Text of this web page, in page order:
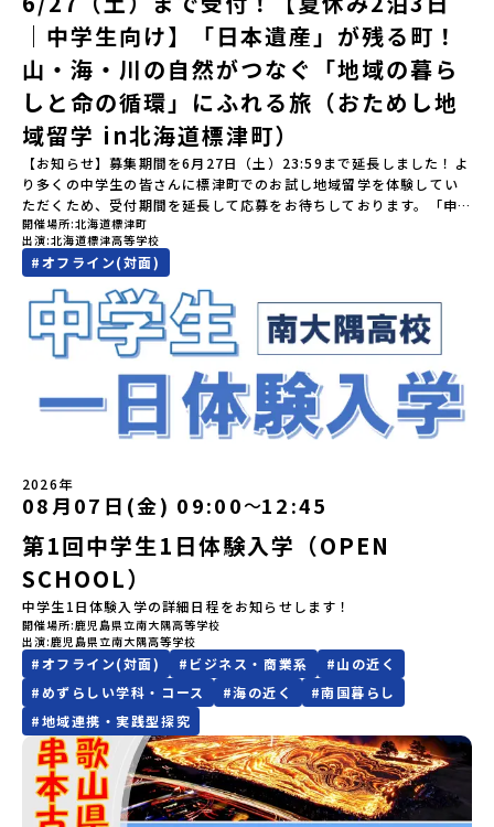
合は、「@miratabi.jp」からのメールを受信できるよう設定をお願
いいたします。※結果に関する個別のお問合せにはお答えしており
ませんので、ご了承ください。・お申し込みについてお申込はお一
人様1回限りです。PC・スマートフォンからお申込ください。申込
後の内容変更はできません。お申込時は、メールアドレスの入力間
違いにご注意ください。・宿泊について１室に複数(同性2～4名程
度)で宿泊いただく予定です。・食事アレルギー対応について個別の
詳細なアレルギー対応希望にはお応えしかねる場合がございます。
対応が必要な場合は必ず事前にご相談ください。・参加取消や急遽
参加できなくなった場合について参加決定後の参加お取り消しはご
遠慮下さい。やむを得ないお取り消しの場合はお早めに事務局まで
ご連絡ください。・キャンセルポリシーやむを得ない参加お取り消
しの場合、以下のルールに沿って対応させていただきます。ご了承
ください。プログラム開催日の前日＜7月17日＞から、【キャンセル
のご連絡日：お支払いいただく旅行代金】・21日目にあたる日以
前：無料・20日目-8日目：20％・7日目-2日目：30％・プログラム
開始日の前日：40％・プログラム開始日当日：50％・ご連絡無しで
の不参加またはプログラム開始後の解除：100％・催行中止について
天候などの状況等によって開催を見合わせる可能性があります。そ
の場合は原則、開催日1週間前までにご連絡いたします。又、最少催
行人数に達しなかった場合は、開催日3週間前までに催行中止の旨を
ご質問についてはこちらをご確認ください。運営団体について＜プ
ログラム主催：一般財団法人地域・教育魅力化プラットフォーム＞
「意志ある若者にあふれる持続可能な地域・社会をつくる」という
ビジョンを掲げ、2017年3月に島根県に設立した教育事業団体で
す。日本全国約200の高校と連携しながら、中学卒業後に地域の枠を
越えて生徒一人ひとりの夢や価値観に合った地域・学校で1〜3年間
過ごすことができるシステム「地域みらい留学」をはじめとした、
教育事業や地域活性モデルをつくり続けています。名 称：一般財
団法人地域・教育魅力化プラットフォーム設 立：2017年3月代表
者：岩本 悠所在地：〒690-0842 島根県松江市東本町二丁目25-6
みらいBASE2階 その他所在地公式HP：http://c-platform.or.jp/
お問い合わせ先担当：小川・小原E-mail：info@miratabi.jp「お
ためし地域留学体験」のプログラム開催情報を公式LINEにて配信
中！ぜひご登録ください♪地域みらい留学公式LINE
プをご活用ください。【STEP 1】全体オンライン説明会（アーカイ
ブ動画を公開中！）〜まずは「おためし地域留学」を知りたい方
へ〜日本全国20以上の地域から選んで参加できる「おためし地域留
学」の全体像や魅力について、説明会を開催しました。中学生一人
での参加にあたり、保護者様が特に気になる「安全面」や「事務局
のサポート体制」についても詳しく解説しています。ぜひ、ご自宅
からお気軽にご視聴ください。🎬 [アーカイブ動画を視聴す
る]YouTube：https://youtu.be/Yt8nd04aNgA?
si=e5erbspvwz5O8_uF 【STEP 2】大樹町プログラム説明会〜
「大樹町」の内容を具体的に深掘りしたい方へ〜全体説明を聞いた
うえで、「大樹町では具体的に何をするの？」「どんな町なの？」
という疑問にお答えする説明会です。大樹町ならではの豊かな文化
や、2泊3日のプログラムの中身をたっぷりとお伝えします。日
時： 5月13日(水) 19：00〜19：40内 容： 大樹町ってどんなとこ
ろ？プログラム詳細解説、質疑応答お申し込み：https://c-
mirai.jp/events/002112お気軽にどうぞ！「はじめての一人旅だ
けど大丈夫？」「どんな体験ができるの？」そんな保護者様の不安
や、中学生のみなさんの素朴な疑問にスタッフが直接お答えしま
す。チャットでの質問も可能ですので、ぜひご自宅からリラックス
してご参加ください。▼お申し込み前に必ずご確認ください・参加
規約への同意プログラムへの参加申し込みいただく前に、「お申し
い。・抽選による参加者決定についてお申込みいただいた方の中か
ら抽選の上、締め切り日から1週間を目途に、お申し込み時に記入い
ただいたメールアドレス宛に「当選／落選メール」をお送りいたし
ます。当選者は、メールに記載された「当選確認フォーム」に３日
ていただきます。当選確認フォームの期日までにご回答いただけな
い場合は、当選を取り消しとさせていただきます。当選取り消しが
あった場合は、繰り上げ当選者へご連絡させていただきます。登録
メールアドレスの変更をご希望の場合は下記の地域みらい留学公式
LINEよりご連絡をお願いします。※受信制限設定をしていると、通
知メールをお受け取りいただけません。その場合は、
「@miratabi.jp」からのメールを受信できるよう設定をお願いいた
します。※結果に関する個別のお問合せにはお答えしておりません
ので、ご了承ください。・お申し込みについてお申込はお一人様1回
限りです。PC・スマートフォンからお申込ください。申込後の内容
変更はできません。お申込時は、メールアドレスの入力間違いにご
注意ください。・宿泊について１室に複数(同性2～4名程度)で宿泊
泊いただく予定です。【旅行代金】無料※旅行代金に含まれる費用
のうち、以下の内容が無料となります：・宿泊費（2泊分）・プログ
ラム内のアクティビティ・体験費用・一部の食事代*以下の費用は参
加者のご負担となります・集合場所までの往復交通費・お土産代や
自由時間の個人飲食費などの個人的費用【募集人数】最大10名（お
申し込み多数の場合は抽選の上決定）【参加者決定】お申し込み多
数の場合は、締め切り後1週間を目途に当落結果をご連絡いたしま
す。【申し込み受付期間】6月1日(月)12：00 から 6月15日(月)
12：00まで疑問も不安もワクワクに変える！「おためし地域留学」
ステップアップ説明会プログラムの内容を詳しく知りたい方や、お
申し込みを迷われている方向けにZoomでのオンライン配信を行い
ます。知りたい情報のレベルに合わせて、以下の2つのステップをご
活用ください。【STEP 1】全体オンライン説明会（アーカイブ動画
を公開中！）〜まずは「おためし地域留学」を知りたい方へ〜日本
全国20以上の地域から選んで参加できる「おためし地域留学」の全
体像や魅力について、説明会を開催しました。中学生一人での参加
にあたり、保護者様が特に気になる「安全面」や「事務局のサポー
ト体制」についても詳しく解説しています。ぜひ、ご自宅からお気
軽にご視聴ください。🎬 [アーカイブ動画を視聴する]YouTube：
https://youtu.be/Yt8nd04aNgA?si=e5erbspvwz5O8_uF
【STEP 2】出水市・出水工業高校プログラム説明会〜「出水市・出
たうえで、「出水市では具体的に何をするの？」「どんな町な
の？」という疑問にお答えする説明会です。出水市ならではの豊か
な文化や、2泊3日のプログラムの中身をたっぷりとお伝えします。
日 時： 6月9日日(水)19:00-19:45内 容： 出水市ってどんなとこ
ろ？プログラム詳細解説、質疑応答お申し込み：https://c-
mirai.jp/events/091247お気軽にどうぞ！「はじめての一人旅だ
けど大丈夫？」「どんな体験ができるの？」そんな保護者様の不安
や、中学生のみなさんの素朴な疑問にスタッフが直接お答えしま
す。チャットでの質問も可能ですので、ぜひご自宅からリラックス
してご参加ください。▼お申し込み前に必ずご確認ください・参加
規約への同意プログラムへの参加申し込みいただく前に、「お申し
込みに関する各規約」への同意が必須となります。ご確認くださ
い。・抽選による参加者決定についてお申込みいただいた方の中か
ら抽選の上、締め切り日から1週間を目途に、お申し込み時に記入い
ただいたメールアドレス宛に「当選／落選メール」をお送りいたし
ます。当選者は、メールに記載された「当選確認フォーム」に3日以
内に回答いただき、確認フォームの提出をもって参加確定とさせて
ことのできるユニークな町です。「十和田八幡平（とわだはちまん
たい）国立公園」では登山やトレッキング、「安比高原（あっぴこ
うげん）スキー場」は日本国内最大級のスキーリゾートとして有名
で、一年中自然アクティビティを楽しむことができます！そして八
幡平市にある「松川地熱発電所」は、日本で初めて「地球のチカラ
を電気に変えた」場所！八幡平の地下からわき出す蒸気をそのまま
電気に変える「地球・自然にやさしい最先端のエネルギー」を生み
出す挑戦をしてきた町です。今回のプログラムでは、この松川地熱
発電所から吹き出す地熱蒸気を使った「アート体験」をすることが
できます。世界でここだけ！地球のチカラを使った幻想的なグラデ
ーションのアートづくりをぜひ体験してみてください！さらに八幡
平市は自然（山）の恵みを生かした料理がとても美味しい地域で
す。みなさんの地元の味とは違う「岩手の郷土料理」を味わって楽
しんでください🎵今回はこの大自然や文化が魅力的な八幡平市で、
日本全国から集まる中学生や「平舘（たいらだて）高校」の高校生
と一緒にさまざまなアクティビティを体験していただきます。他に
はないスペシャルな魅力がギュッと詰まった岩手県八幡平市で五感
を使いながら、まちの魅力を一緒に探究してみませんか？地域と一
体になり「開拓者精神」を育む！「平舘（たいらだて）高校」と
は？今回のプログラムを一緒に過ごしてくれる高校生は「平舘（た
いらだて）高校」の生徒たち。この高校の特徴は「地域と一体にな
自身が「探究プロジェクト」を企画し取り組むユニークな高校で
す。机の上で勉強するだけではない、実践的な探究やフィールドワ
ークを楽しむことができます。今回は、そんなエネルギッシュに活
躍する高校生と一緒に交流したり対話をしながら、町の文化・料理
を楽しみ、高校での活動のイメージをもつことができる絶好の機
会！この地域でしか味わえない豊かな体験をぜひ楽しんでください
🎵体験のおすすめポイント体験プログラム内容（予定）＜1日目＞
（PM）「オリエンテーション」「地熱染色・発電所見学」 -八幡
平市の自然を知る -地球のチカラを使ったアートづくり「ペンショ
ンで夕食」「1日目の振り返り」「星空観察」※希望者＜2日目＞
（AM）「平舘（たいらだて）高校見学」 -高校生活をイメージし
よう「郷土料理・BBQ」 -高校生・地元の方と交流を深める
（PM）「“八幡平市”体感ワークショップ」 -あけびづるで表札づく
り -学校周辺散策「ペンションで夕食」「2日目の振り返り」 -みん
なで振り返り対話＜3日目＞（AM）「大更駅複合施設の見学」「振
り返りワークショップ」 -個人での振り返り -グループでの振り
｜中学生向け】「日本遺産」が残る町！
山・海・川の自然がつなぐ「地域の暮ら
しと命の循環」にふれる旅（おためし地
域留学 in北海道標津町）
【お知らせ】募集期間を6月27日（土）23:59まで延長しました！よ
り多くの中学生の皆さんに標津町でのお試し地域留学を体験してい
ただくため、受付期間を延長して応募をお待ちしております。「申
し込みのタイミングを逃してしまった」という方も、この機会にぜ
ひ一歩踏み出してみませんか？※都合により締め切りを早める場合
がございます。お早目にご応募ください！-------奨学金のお知らせ-
------＼返還不要・3年間最大72万／💡北海道の高校留学に【毎月2
万円】の給付型奨学金～夢に向かって一歩踏み出す、あなたの未来
を応援！～ 詳細・条件はこちらから-----------------------------
----＜体験費・宿泊費が無料！＞一万年前から続く自然と人の暮らし
が今も残る町！広大な自然と生き物とともに生きる豊かさに触れ、
まちの暮らしを一緒に体験してみませんか？「地元以外の地域の暮
らしが気になる。いつか留学してみたい！」「大自然と生き物が好
き！興味がある！」「自分の進学や将来の可能性をもっとひらきた
験」は、日本全国約200の高校と連携し、地域の枠を超えて学校生活
を送る「地域みらい留学」をプチ体験できるプログラムです。はじ
めてのひとり旅でも安心！現地でもスタッフがしっかりとサポート
いたします。今回のフィールドは「北海道 標津町（しべつちょ
う）」北海道の東に位置する標津町（しべつちょう）は人口 約
4,600人の町。東の水平線の奥に見えるのは北方領土の国後島（くな
しりとう）、西には世界遺産に認定されている秘境・知床半島（し
れとこはんとう）、鶴や白鳥など珍しい野鳥の宝庫である野付半島
（のつけはんとう）をながめることができ、ミルクの里の牧草地が
広がる牛の酪農（らくのう）もさかんで、海と緑と川の自然と生き
物が豊かな町です！標津町はさらに「鮭（さけ）の聖地」としても
有名。江戸時代には将軍家にも贈られたほどで、今では「日本遺
産」に登録されています。一万年前から続く伝統的な「鮭」の産業
とともに人々の豊かな暮らしがあります。一万年前の縄文時代か
ら、人々の間で大切に守り受け継がれ、厳しい大自然と向き合い、
山・海・川がもたらす恵みに深く感謝しながら生きていく姿勢は今
も息づく「命の循環」です。日本遺産にも認定されている「サケ」
開催場所 北海道標津町
出演 北海道標津高等学校
#オフライン(対面)
2026年
08月07日(金) 09:00〜12:45
第1回中学生1日体験入学（OPEN
SCHOOL）
中学生1日体験入学の詳細日程をお知らせします！
開催場所 鹿児島県立南大隅高等学校
出演 鹿児島県立南大隅高等学校
#オフライン(対面) # ビジネス・商業系 #山の近く
#めずらしい学科・コース #海の近く #南国暮らし
#地域連携・実践型探究